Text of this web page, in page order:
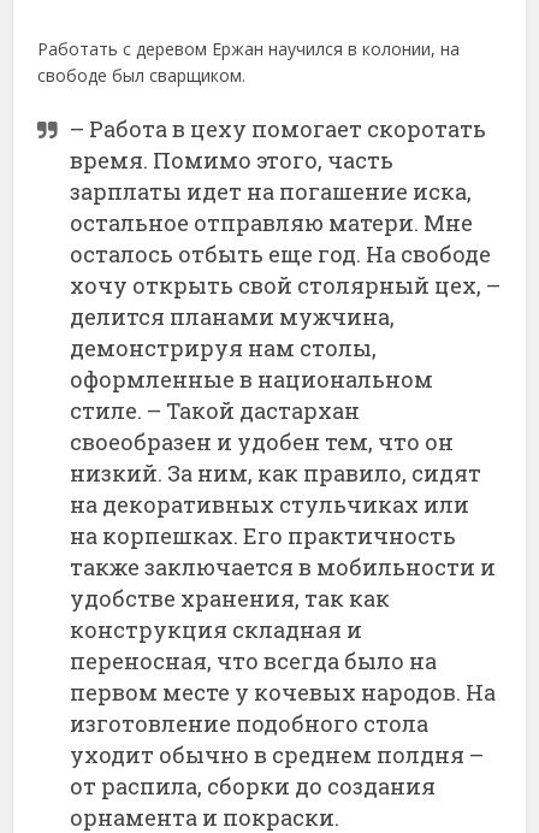
Работать с деревом Ержан научился в колонии, на
свободе был сварщиком.
– Работа в цеху помогает скоротать
время. Помимо этого, часть
зарплаты идет на погашение иска,
остальное отправляю матери. Мне
осталось отбыть еще год. На свободе
хочу открыть свой столярный цех, –
делится планами мужчина,
демонстрируя нам столы,
оформленные в национальном
стиле. – Такой дастархан
своеобразен и удобен тем, что он
низкий. За ним, как правило, сидят
на декоративных стульчиках или
на корпешках. Его практичность
также заключается в мобильности и
удобстве хранения, так как
конструкция складная и
переносная, что всегда было на
первом месте у кочевых народов. На
изготовление подобного стола
уходит обычно в среднем полдня –
от распила, сборки до создания
орнамента и покраски.